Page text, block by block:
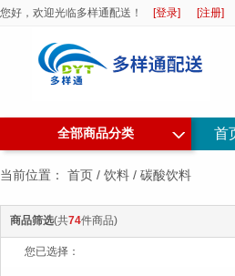
您好，欢迎光临多样通配送！ [登录] [注册]
全部商品分类 ◇ 首
当前位置： 首页 / 饮料 / 碳酸饮料
商品筛选(共74件商品)
您已选择：